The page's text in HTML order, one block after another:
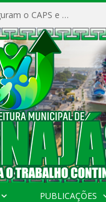
Prefeito Vivaldo Mendes e vice-prefeito Quito inauguram o CAPS e fortalecem a saúde pública em Anajás.
PUBLICAÇÕES